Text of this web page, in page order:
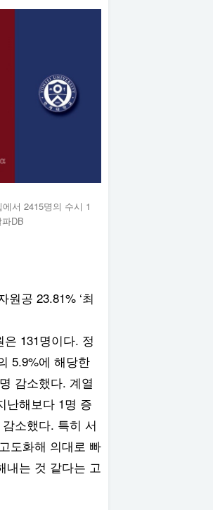
서 2415명의 수시 1
DB
원공 23.81% ‘최
131명이다. 정
5.9%에 해당한
감소했다. 계열
난해보다 1명 증
소했다. 특히 서
도화해 의대로 빠
내는 것 같다는 고